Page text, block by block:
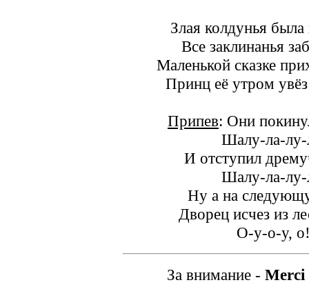
Злая колдунья
Все заклинанья
Маленькой сказке
Принц её утром
Припев: Они
Шалу-ла-лу-
И отступил
Шалу-ла-лу-
Ну а на
Дворец исчез из
О-у-о-у,
За внимание - Merci